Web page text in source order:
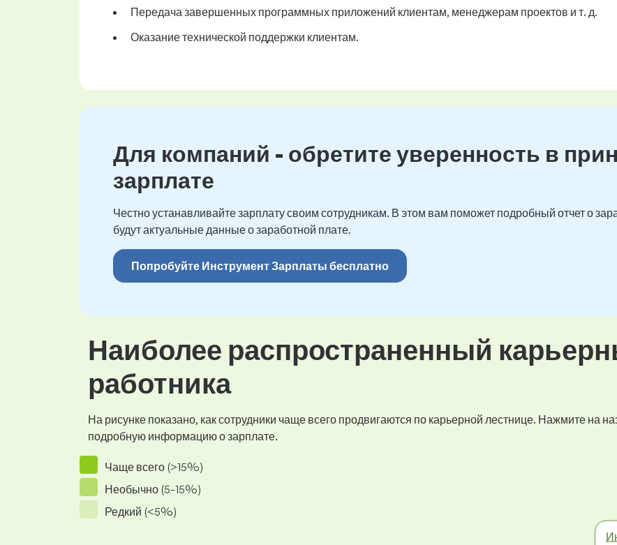
Передача завершенных программных приложений клиентам, менеджерам проектов и т. д.
Оказание технической поддержки клиентам.
Для компаний - обретите уверенность в
зарплате
Честно устанавливайте зарплату своим сотрудникам. В этом вам поможет подробный отчет о
будут актуальные данные о заработной плате.
Попробуйте Инструмент Зарплаты бесплатно
Наиболее распространенный
работника
На рисунке показано, как сотрудники чаще всего продвигаются по карьерной лестнице. Нажмите на
подробную информацию о зарплате.
Чаще всего (>15%)
Необычно (5-15%)
Редкий (<5%)